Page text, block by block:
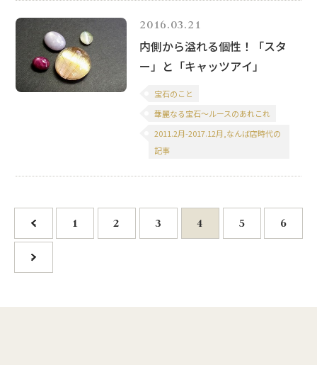
2016.03.21
内側から溢れる個性！「スタ
ー」と「キャッツアイ」
宝石のこと
華麗なる宝石～ルースのあれこれ
2011.2月-2017.12月,なんば店時代の
記事
< 1 2 3 4 5 6
>